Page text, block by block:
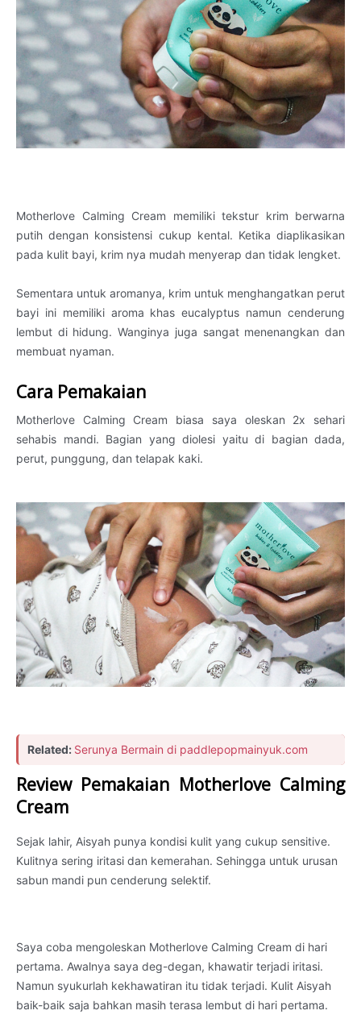
Motherlove Calming Cream memiliki tekstur krim berwarna
putih dengan konsistensi cukup kental. Ketika diaplikasikan
pada kulit bayi, krim nya mudah menyerap dan tidak lengket.
Sementara untuk aromanya, krim untuk menghangatkan perut
bayi ini memiliki aroma khas eucalyptus namun cenderung
lembut di hidung. Wanginya juga sangat menenangkan dan
membuat nyaman.
Cara Pemakaian
Motherlove Calming Cream biasa saya oleskan 2x sehari
sehabis mandi. Bagian yang diolesi yaitu di bagian dada,
perut, punggung, dan telapak kaki.
Related: Serunya Bermain di paddlepopmainyuk.com
Review Pemakaian Motherlove Calming
Cream
Sejak lahir, Aisyah punya kondisi kulit yang cukup sensitive.
Kulitnya sering iritasi dan kemerahan. Sehingga untuk urusan
sabun mandi pun cenderung selektif.
Saya coba mengoleskan Motherlove Calming Cream di hari
pertama. Awalnya saya deg-degan, khawatir terjadi iritasi.
Namun syukurlah kekhawatiran itu tidak terjadi. Kulit Aisyah
baik-baik saja bahkan masih terasa lembut di hari pertama.